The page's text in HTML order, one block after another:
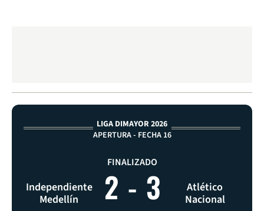
LIGA DIMAYOR 2026
APERTURA - FECHA 16
Independiente
Medellín
FINALIZADO
2 - 3
Atlético
Nacional